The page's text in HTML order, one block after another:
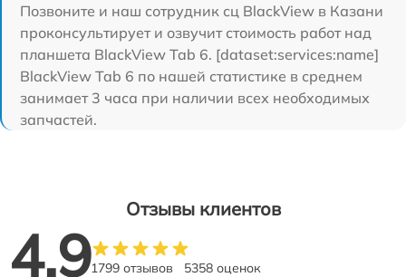
Позвоните и наш сотрудник сц BlackView в Казани
проконсультирует и озвучит стоимость работ над
планшета BlackView Tab 6. [dataset:services:name]
BlackView Tab 6 по нашей статистике в среднем
занимает 3 часа при наличии всех необходимых
запчастей.
Отзывы клиентов
4.91799 отзывов 5358 оценок